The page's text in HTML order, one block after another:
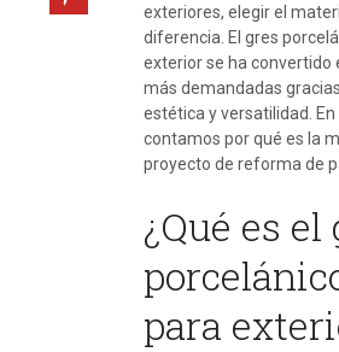
exteriores, elegir el
diferencia. El gres
exterior se ha convertido
más demandadas
estética y versatilidad. En
contamos por qué es la
proyecto de reforma de
¿Qué es el
para